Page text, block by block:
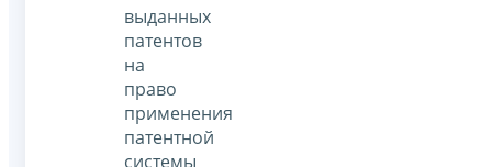
выданных
патентов
на
право
применения
патентной
системы